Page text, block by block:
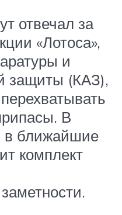
отвечал за
«Лотоса»,
и
защиты (КАЗ),
В
в ближайшие
комплект